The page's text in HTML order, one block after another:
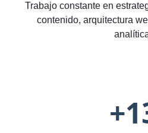
Trabajo constante en
contenido, arquitectura